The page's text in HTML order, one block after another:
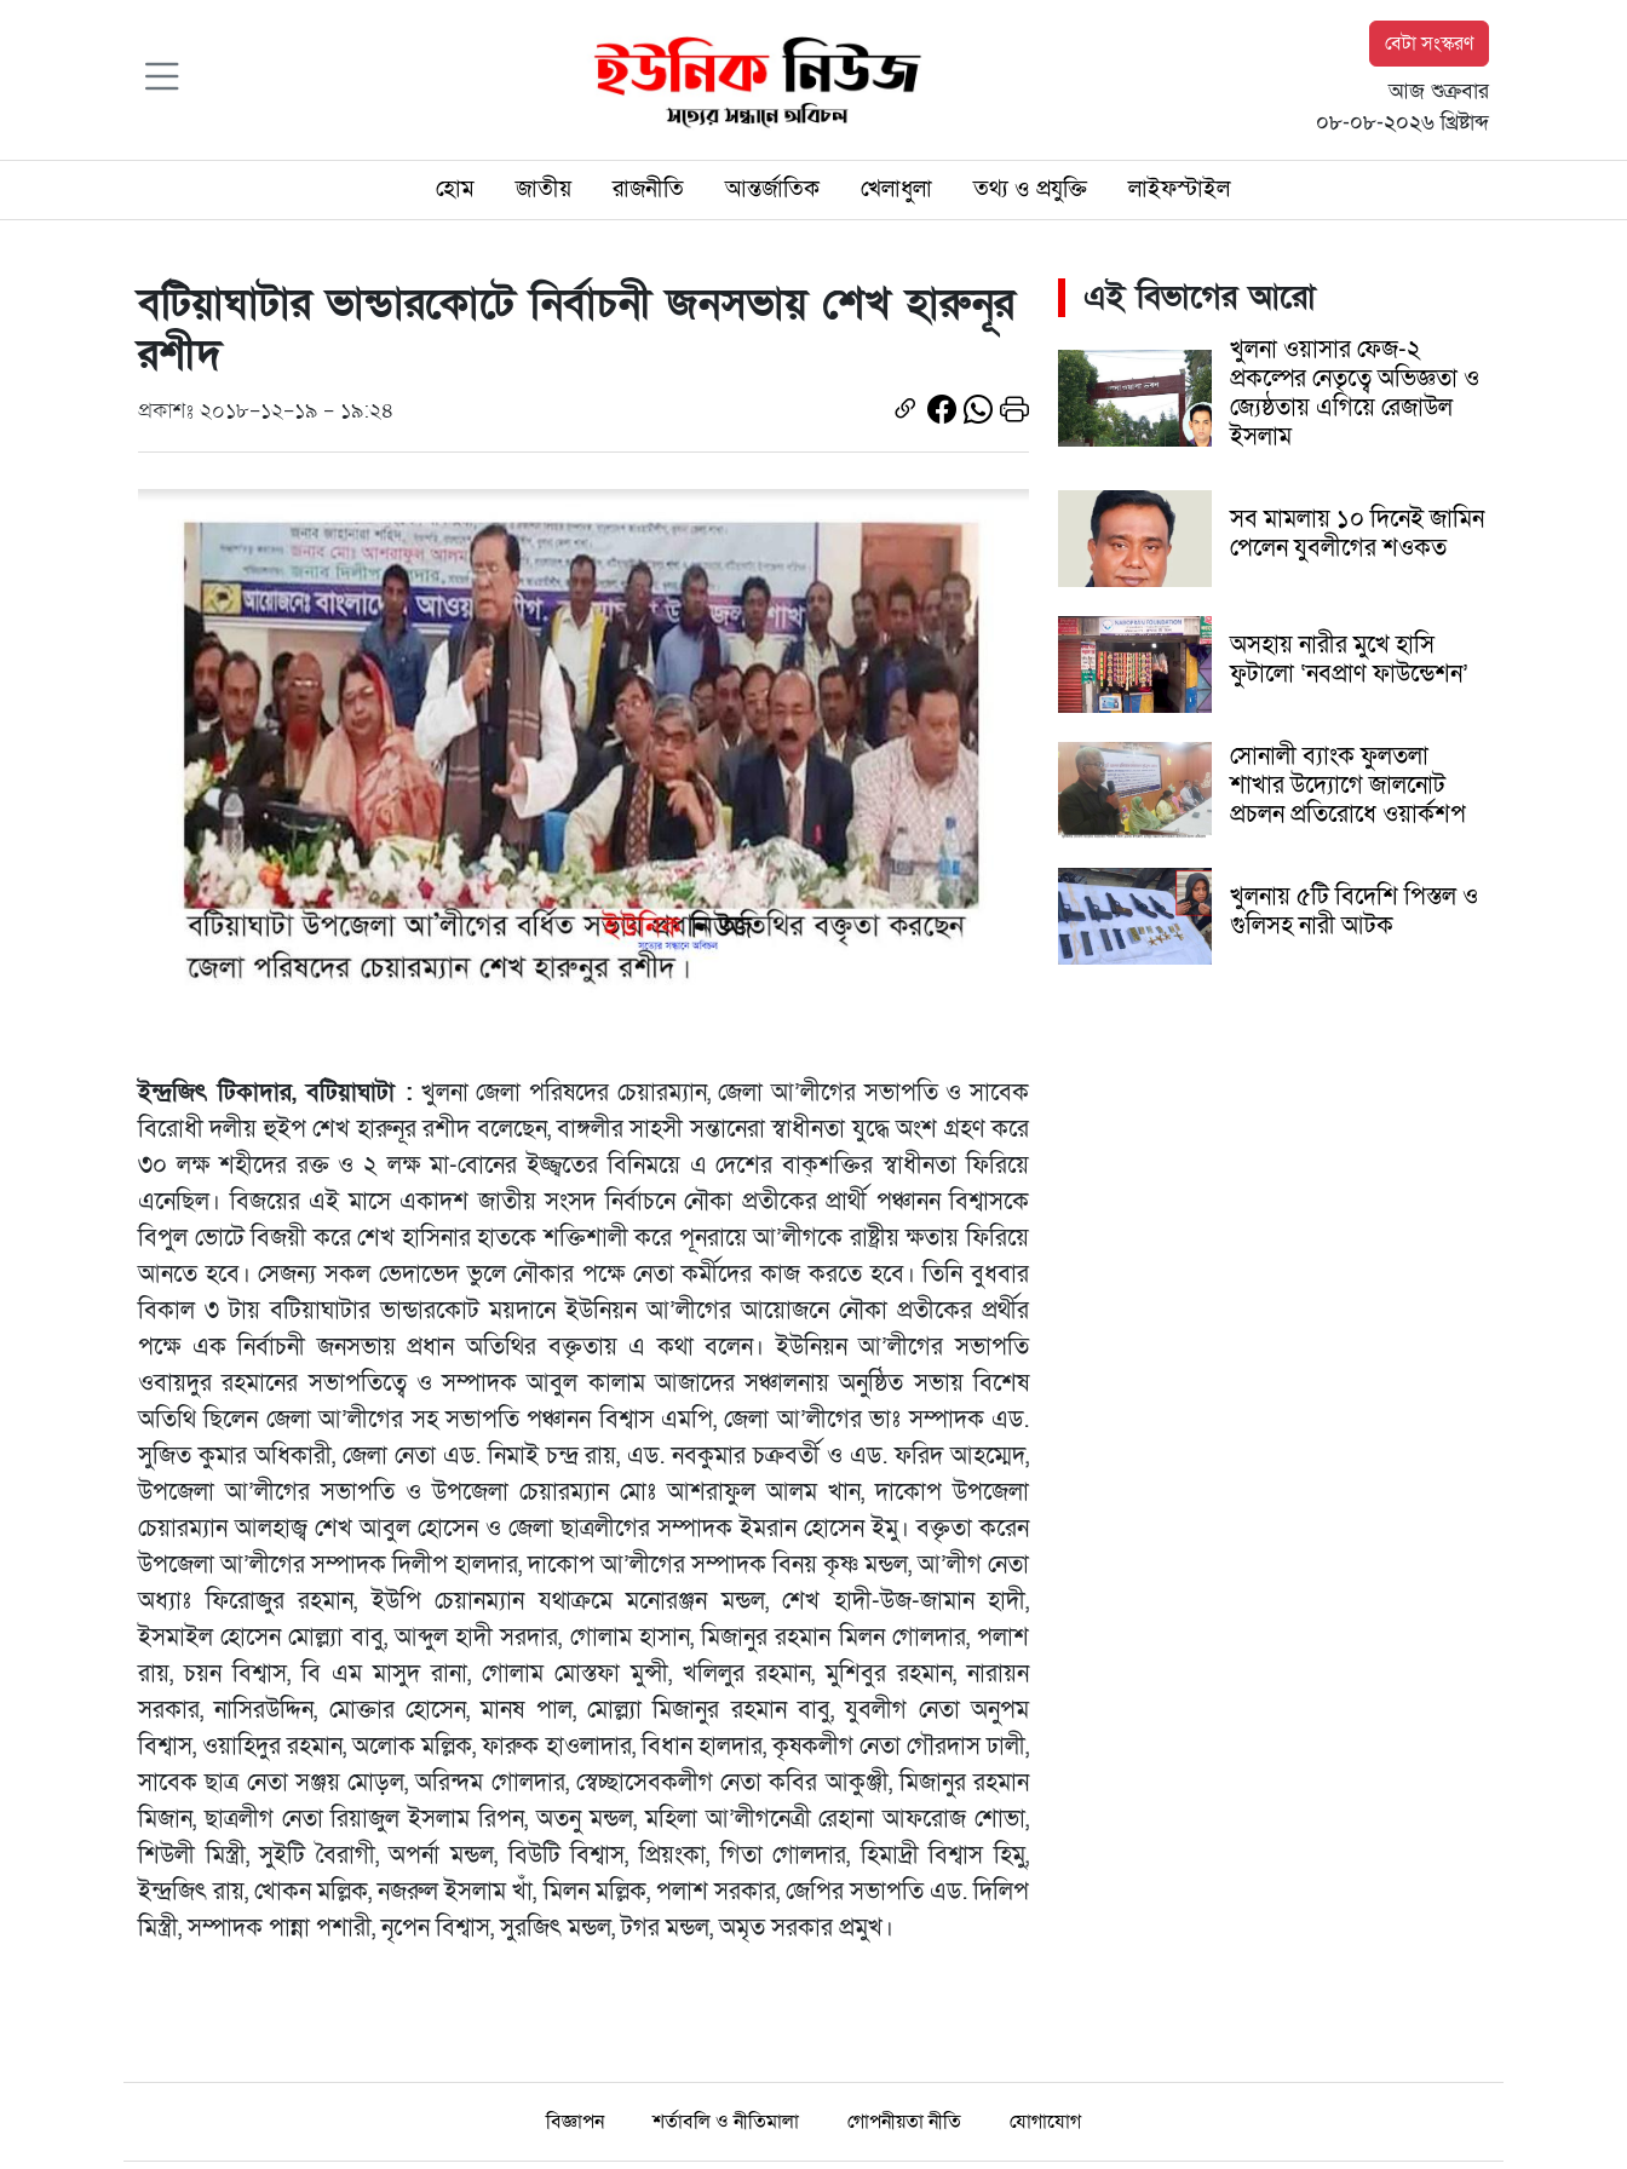
বেটা সংস্করণ
আজ শুক্রবার
০৮-০৮-২০২৬ খ্রিষ্টাব্দ
হোম জাতীয় রাজনীতি আন্তর্জাতিক খেলাধুলা তথ্য ও প্রযুক্তি লাইফস্টাইল
বটিয়াঘাটার ভান্ডারকোটে নির্বাচনী জনসভায় শেখ হারুনূর
রশীদ
প্রকাশঃ ২০১৮-১২-১৯ - ১৯:২৪
ইন্দ্রজিৎ টিকাদার, বটিয়াঘাটা : খুলনা জেলা পরিষদের চেয়ারম্যান, জেলা আ’লীগের সভাপতি ও সাবেক
বিরোধী দলীয় হুইপ শেখ হারুনূর রশীদ বলেছেন, বাঙ্গলীর সাহসী সন্তানেরা স্বাধীনতা যুদ্ধে অংশ গ্রহণ করে
৩০ লক্ষ শহীদের রক্ত ও ২ লক্ষ মা-বোনের ইজ্জ্বতের বিনিময়ে এ দেশের বাক্শক্তির স্বাধীনতা ফিরিয়ে
এনেছিল। বিজয়ের এই মাসে একাদশ জাতীয় সংসদ নির্বাচনে নৌকা প্রতীকের প্রার্থী পঞ্চানন বিশ্বাসকে
বিপুল ভোটে বিজয়ী করে শেখ হাসিনার হাতকে শক্তিশালী করে পূনরায়ে আ’লীগকে রাষ্ট্রীয় ক্ষতায় ফিরিয়ে
আনতে হবে। সেজন্য সকল ভেদাভেদ ভুলে নৌকার পক্ষে নেতা কর্মীদের কাজ করতে হবে। তিনি বুধবার
বিকাল ৩ টায় বটিয়াঘাটার ভান্ডারকোট ময়দানে ইউনিয়ন আ’লীগের আয়োজনে নৌকা প্রতীকের প্রর্থীর
পক্ষে এক নির্বাচনী জনসভায় প্রধান অতিথির বক্তৃতায় এ কথা বলেন। ইউনিয়ন আ’লীগের সভাপতি
ওবায়দুর রহমানের সভাপতিত্বে ও সম্পাদক আবুল কালাম আজাদের সঞ্চালনায় অনুষ্ঠিত সভায় বিশেষ
অতিথি ছিলেন জেলা আ’লীগের সহ সভাপতি পঞ্চানন বিশ্বাস এমপি, জেলা আ’লীগের ভাঃ সম্পাদক এড.
সুজিত কুমার অধিকারী, জেলা নেতা এড. নিমাই চন্দ্র রায়, এড. নবকুমার চক্রবর্তী ও এড. ফরিদ আহম্মেদ,
উপজেলা আ’লীগের সভাপতি ও উপজেলা চেয়ারম্যান মোঃ আশরাফুল আলম খান, দাকোপ উপজেলা
চেয়ারম্যান আলহাজ্ব শেখ আবুল হোসেন ও জেলা ছাত্রলীগের সম্পাদক ইমরান হোসেন ইমু। বক্তৃতা করেন
উপজেলা আ’লীগের সম্পাদক দিলীপ হালদার, দাকোপ আ’লীগের সম্পাদক বিনয় কৃষ্ণ মন্ডল, আ’লীগ নেতা
অধ্যাঃ ফিরোজুর রহমান, ইউপি চেয়ানম্যান যথাক্রমে মনোরঞ্জন মন্ডল, শেখ হাদী-উজ-জামান হাদী,
ইসমাইল হোসেন মোল্ল্যা বাবু, আব্দুল হাদী সরদার, গোলাম হাসান, মিজানুর রহমান মিলন গোলদার, পলাশ
রায়, চয়ন বিশ্বাস, বি এম মাসুদ রানা, গোলাম মোস্তফা মুন্সী, খলিলুর রহমান, মুশিবুর রহমান, নারায়ন
সরকার, নাসিরউদ্দিন, মোক্তার হোসেন, মানষ পাল, মোল্ল্যা মিজানুর রহমান বাবু, যুবলীগ নেতা অনুপম
বিশ্বাস, ওয়াহিদুর রহমান, অলোক মল্লিক, ফারুক হাওলাদার, বিধান হালদার, কৃষকলীগ নেতা গৌরদাস ঢালী,
সাবেক ছাত্র নেতা সঞ্জয় মোড়ল, অরিন্দম গোলদার, স্বেচ্ছাসেবকলীগ নেতা কবির আকুঞ্জী, মিজানুর রহমান
মিজান, ছাত্রলীগ নেতা রিয়াজুল ইসলাম রিপন, অতনু মন্ডল, মহিলা আ’লীগনেত্রী রেহানা আফরোজ শোভা,
শিউলী মিস্ত্রী, সুইটি বৈরাগী, অপর্না মন্ডল, বিউটি বিশ্বাস, প্রিয়ংকা, গিতা গোলদার, হিমাদ্রী বিশ্বাস হিমু,
ইন্দ্রজিৎ রায়, খোকন মল্লিক, নজরুল ইসলাম খাঁ, মিলন মল্লিক, পলাশ সরকার, জেপির সভাপতি এড. দিলিপ
মিস্ত্রী, সম্পাদক পান্না পশারী, নৃপেন বিশ্বাস, সুরজিৎ মন্ডল, টগর মন্ডল, অমৃত সরকার প্রমুখ।
এই বিভাগের আরো
খুলনা ওয়াসার ফেজ-২
প্রকল্পের নেতৃত্বে অভিজ্ঞতা ও
জ্যেষ্ঠতায় এগিয়ে রেজাউল
ইসলাম
সব মামলায় ১০ দিনেই জামিন
পেলেন যুবলীগের শওকত
অসহায় নারীর মুখে হাসি
ফুটালো ‘নবপ্রাণ ফাউন্ডেশন’
সোনালী ব্যাংক ফুলতলা
শাখার উদ্যোগে জালনোট
প্রচলন প্রতিরোধে ওয়ার্কশপ
খুলনায় ৫টি বিদেশি পিস্তল ও
গুলিসহ নারী আটক
বিজ্ঞাপন শর্তাবলি ও নীতিমালা গোপনীয়তা নীতি যোগাযোগ